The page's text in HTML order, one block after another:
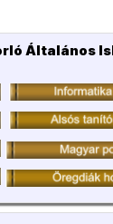
Általános